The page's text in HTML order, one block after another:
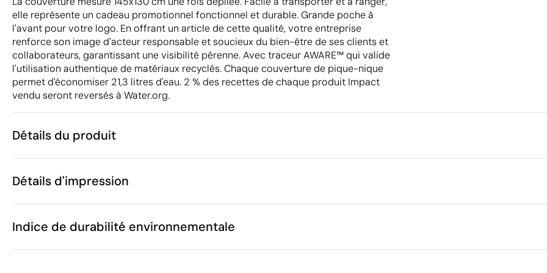
elle représente un cadeau promotionnel fonctionnel et durable. Grande poche à
l'avant pour votre logo. En offrant un article de cette qualité, votre entreprise
renforce son image d'acteur responsable et soucieux du bien-être de ses clients et
collaborateurs, garantissant une visibilité pérenne. Avec traceur AWARE™ qui valide
l'utilisation authentique de matériaux recyclés. Chaque couverture de pique-nique
permet d'économiser 21,3 litres d'eau. 2 % des recettes de chaque produit Impact
vendu seront reversés à Water.org.
Détails du produit
Caractéristiques
Code du produit
Poids
748 g
Matière
Plastique PET recyclé (RPET)
Emballage
Volume de la boîte extérieure
Détails d'impression
Indice de durabilité environnementale